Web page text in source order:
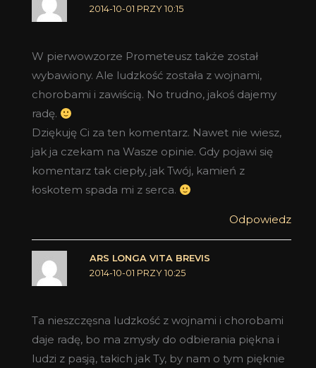
2014-10-01 PRZY 10:15
W pierwowzorze Prometeusz także został
wybawiony. Ale ludzkość została z wojnami,
chorobami i zawiścią. No trudno, jakoś dajemy
radę.
Dziękuję Ci za ten komentarz. Nawet nie wiesz,
jak ja czekam na Wasze opinie. Gdy pojawi się
komentarz tak ciepły, jak Twój, kamień z
łoskotem spada mi z serca.
Odpowiedz
ARS LONGA VITA BREVIS
2014-10-01 PRZY 10:25
Ta nieszczęsna ludzkość z wojnami i chorobami
daje radę, bo ma zmysły do odbierania piękna i
ludzi z pasją, takich jak Ty, by nam o tym pięknie